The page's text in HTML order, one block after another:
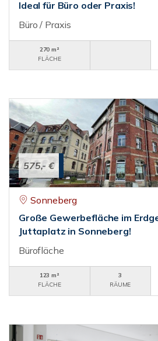
Ideal für Büro oder Praxis!
Büro / Praxis
270 m²
FLÄCHE
575,- €
Sonneberg
Große Gewerbefläche im
Juttaplatz in Sonneberg!
Bürofläche
123 m²
FLÄCHE
3
RÄUME